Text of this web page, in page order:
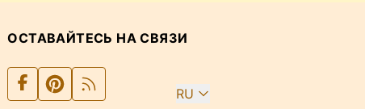
ОСТАВАЙТЕСЬ НА СВЯЗИ
RU